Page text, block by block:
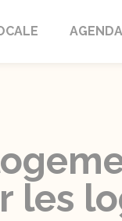
AGENDA
les